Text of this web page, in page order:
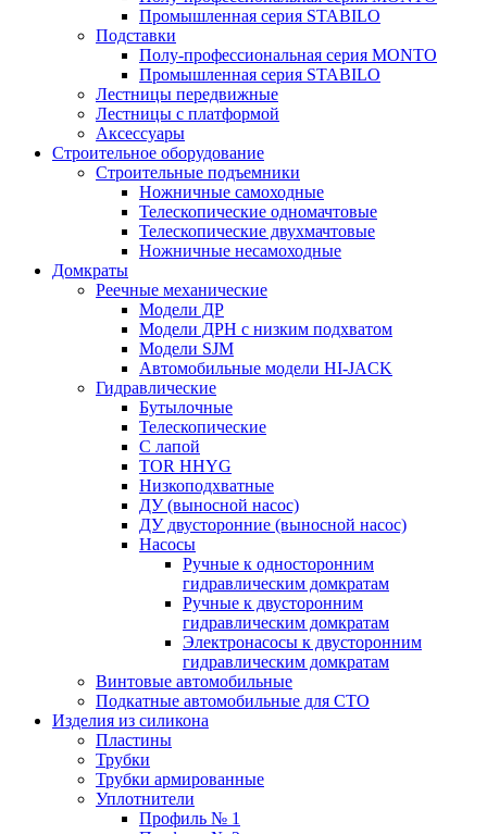
Промышленная серия STABILO
Подставки
Полу-профессиональная серия MONTO
Промышленная серия STABILO
Лестницы передвижные
Лестницы с платформой
Аксессуары
Строительное оборудование
Строительные подъемники
Ножничные самоходные
Телескопические одномачтовые
Телескопические двухмачтовые
Ножничные несамоходные
Домкраты
Реечные механические
Модели ДР
Модели ДРН с низким подхватом
Модели SJM
Автомобильные модели HI-JACK
Гидравлические
Бутылочные
Телескопические
С лапой
TOR HHYG
Низкоподхватные
ДУ (выносной насос)
ДУ двусторонние (выносной насос)
Насосы
Ручные к односторонним
гидравлическим домкратам
Ручные к двусторонним
гидравлическим домкратам
Электронасосы к двусторонним
гидравлическим домкратам
Винтовые автомобильные
Подкатные автомобильные для СТО
Изделия из силикона
Пластины
Трубки
Трубки армированные
Уплотнители
Профиль № 1